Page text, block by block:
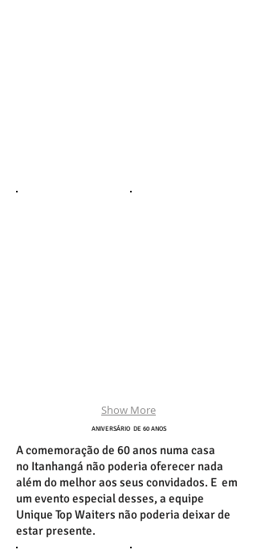
Show More
ANIVERSÁRIO DE 60 ANOS
A comemoração de 60 anos numa casa
no Itanhangá não poderia oferecer nada
além do melhor aos seus convidados. E em
um evento especial desses, a equipe
Unique Top Waiters não poderia deixar de
estar presente.